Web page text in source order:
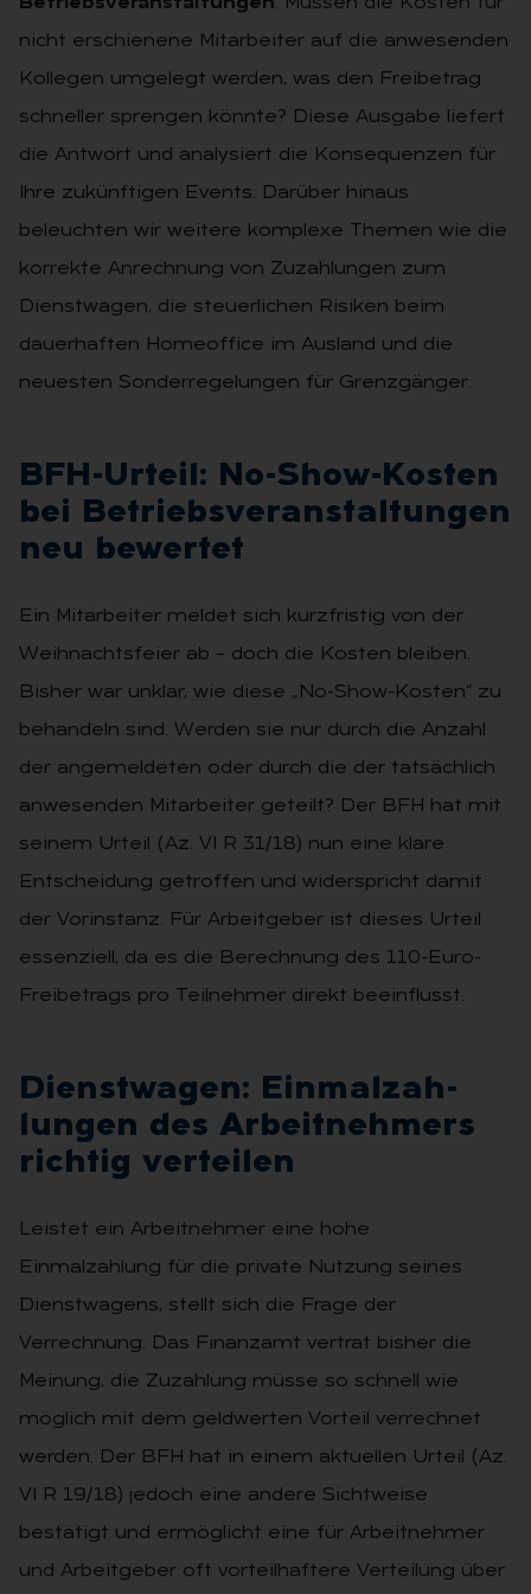
nicht erschienene Mitarbeiter auf die anwesenden
Kollegen umgelegt werden, was den Freibetrag
schneller sprengen könnte? Diese Ausgabe liefert
die Antwort und analysiert die Konsequenzen für
Ihre zukünftigen Events. Darüber hinaus
beleuchten wir weitere komplexe Themen wie die
korrekte Anrechnung von Zuzahlungen zum
Dienstwagen, die steuerlichen Risiken beim
dauerhaften Homeoffice im Ausland und die
neuesten Sonderregelungen für Grenzgänger.
BFH-Ur­teil: No-Show-Kos­ten
bei Be­triebs­ver­an­stal­tun­gen
neu be­wer­tet
Ein Mitarbeiter meldet sich kurzfristig von der
Weihnachtsfeier ab – doch die Kosten bleiben.
Bisher war unklar, wie diese „No-Show-Kosten“ zu
behandeln sind. Werden sie nur durch die Anzahl
der angemeldeten oder durch die der tatsächlich
anwesenden Mitarbeiter geteilt? Der BFH hat mit
seinem Urteil (Az. VI R 31/18) nun eine klare
Entscheidung getroffen und widerspricht damit
der Vorinstanz. Für Arbeitgeber ist dieses Urteil
essenziell, da es die Berechnung des 110-Euro-
Freibetrags pro Teilnehmer direkt beeinflusst.
Dienst­wa­gen: Ein­mal­zah­
lun­gen des Ar­beit­neh­mers
rich­tig ver­tei­len
Leistet ein Arbeitnehmer eine hohe
Einmalzahlung für die private Nutzung seines
Dienstwagens, stellt sich die Frage der
Verrechnung. Das Finanzamt vertrat bisher die
Meinung, die Zuzahlung müsse so schnell wie
möglich mit dem geldwerten Vorteil verrechnet
werden. Der BFH hat in einem aktuellen Urteil (Az.
VI R 19/18) jedoch eine andere Sichtweise
bestätigt und ermöglicht eine für Arbeitnehmer
und Arbeitgeber oft vorteilhaftere Verteilung über